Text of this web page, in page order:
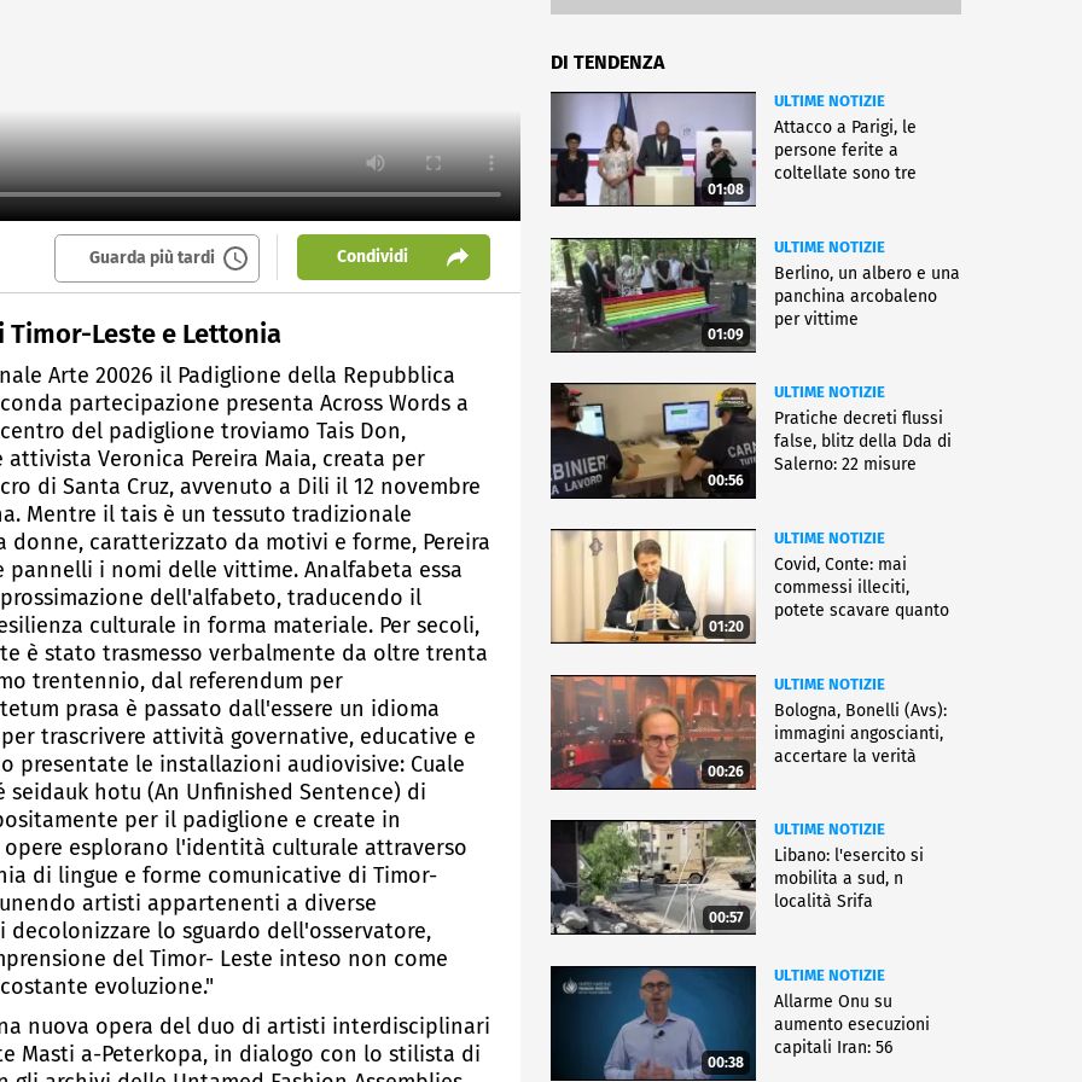
Guarda più tardi Condividi
Timor-Leste e Lettonia
Arte 20026 il Padiglione della Repubblica
partecipazione presenta Across Words a
del padiglione troviamo Tais Don,
Veronica Pereira Maia, creata per
di Santa Cruz, avvenuto a Dili il 12 novembre
Mentre il tais è un tessuto tradizionale
caratterizzato da motivi e forme, Pereira
i nomi delle vittime. Analfabeta essa
dell'alfabeto, traducendo il
culturale in forma materiale. Per secoli,
è stato trasmesso verbalmente da oltre trenta
trentennio, dal referendum per
prasa è passato dall'essere un idioma
trascrivere attività governative, educative e
presentate le installazioni audiovisive: Cuale
seidauk hotu (An Unfinished Sentence) di
per il padiglione e create in
esplorano l'identità culturale attraverso
di lingue e forme comunicative di Timor-
artisti appartenenti a diverse
lo sguardo dell'osservatore,
del Timor- Leste inteso non come
evoluzione."
nuova opera del duo di artisti interdisciplinari
Masti a-Peterkopa, in dialogo con lo stilista di
DI TENDENZA
01:08
ULTIME NOTIZIE
Attacco a Parigi, le
persone ferite a
coltellate sono tre
01:09
ULTIME NOTIZIE
Berlino, un albero e una
panchina arcobaleno
per vittime
00:56
ULTIME NOTIZIE
Pratiche decreti flussi
false, blitz della Dda di
Salerno: 22 misure
01:20
ULTIME NOTIZIE
Covid, Conte: mai
commessi illeciti,
potete scavare quanto
00:26
ULTIME NOTIZIE
Bologna, Bonelli (Avs):
immagini angoscianti,
accertare la verità
00:57
ULTIME NOTIZIE
Libano: l'esercito si
mobilita a sud, n
località Srifa
00:38
ULTIME NOTIZIE
Allarme Onu su
aumento esecuzioni
capitali Iran: 56